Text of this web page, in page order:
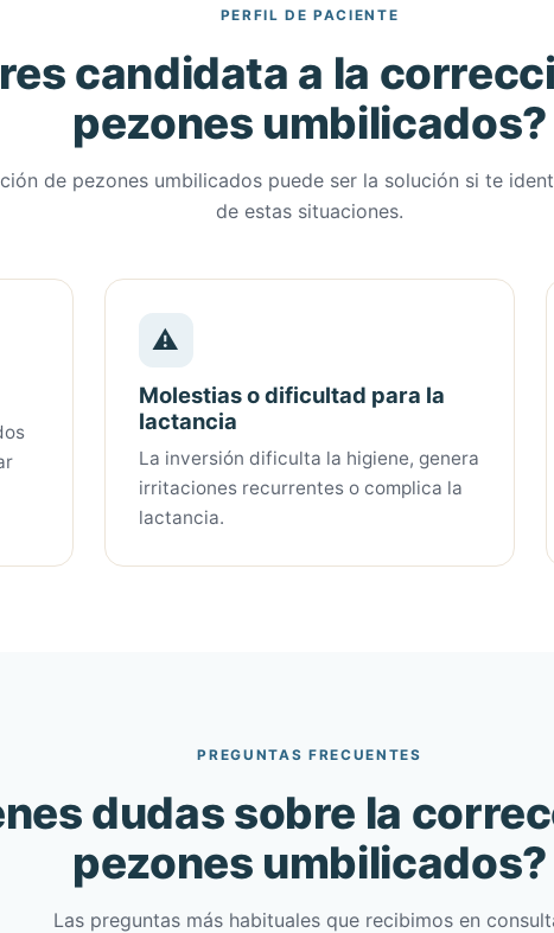
PERFIL DE PACIENTE
candidata a la
pezones umbilicados?
de pezones umbilicados puede ser la solución si te
de estas situaciones.
⚠
Molestias o dificultad para la
lactancia
La inversión dificulta la higiene, genera
irritaciones recurrentes o complica la
lactancia.
PREGUNTAS FRECUENTES
dudas sobre la
pezones umbilicados?
Las preguntas más habituales que recibimos en